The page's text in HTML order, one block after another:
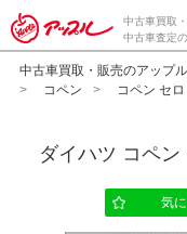
中古車買取・
中古車査定
中古車買取・販売のアップル
コペン
コペン セ
ダイハツ コペン
気